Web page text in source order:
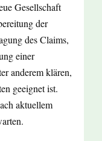
Gesellschaft
der
des Claims,
einer
anderem klären,
geeignet ist.
aktuellem